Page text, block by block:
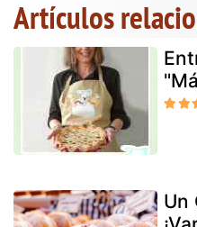
Artículos
Un